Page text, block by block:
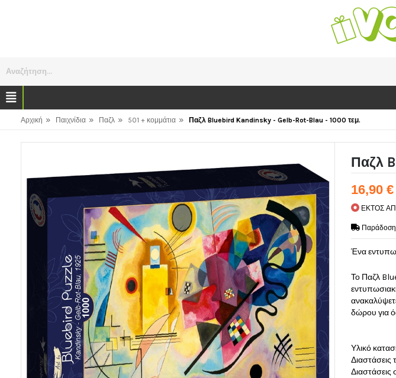
Αναζήτηση...
Αρχική » Παιχνίδια » Παζλ » 501 + κομμάτια » Παζλ Bluebird Kandinsky - Gelb-Rot-Blau - 1000 τεμ.
Παζλ
16,90 €
ΕΚΤΟΣ
Παράδοση
Ένα
Το Παζλ
δώρου για
Υλικό
Διαστάσεις
Διαστάσεις